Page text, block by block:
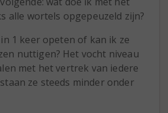
alle wortels opgepeuzeld zijn?
1 keer opeten of kan ik ze
nuttigen? Het vocht niveau
met het vertrek van iedere
ze steeds minder onder